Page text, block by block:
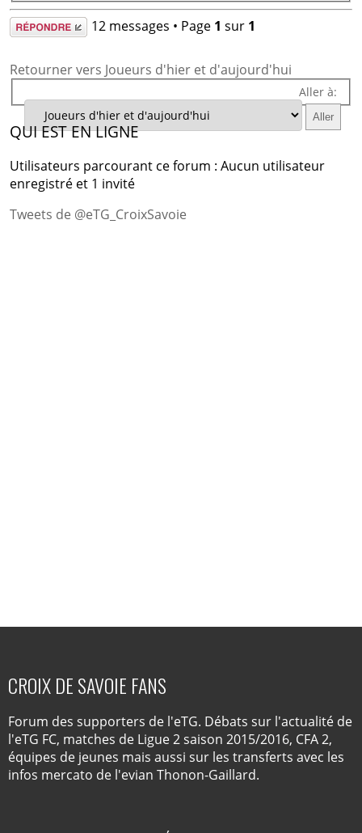
Répondre 12 messages • Page 1 sur 1
Retourner vers Joueurs d'hier et d'aujourd'hui
Aller à:
QUI EST EN LIGNE
Utilisateurs parcourant ce forum : Aucun utilisateur
enregistré et 1 invité
Tweets de @eTG_CroixSavoie
CROIX DE SAVOIE FANS
Forum des supporters de l'eTG. Débats sur l'actualité de
l'eTG FC, matches de Ligue 2 saison 2015/2016, CFA 2,
équipes de jeunes mais aussi sur les transferts avec les
infos mercato de l'evian Thonon-Gaillard.